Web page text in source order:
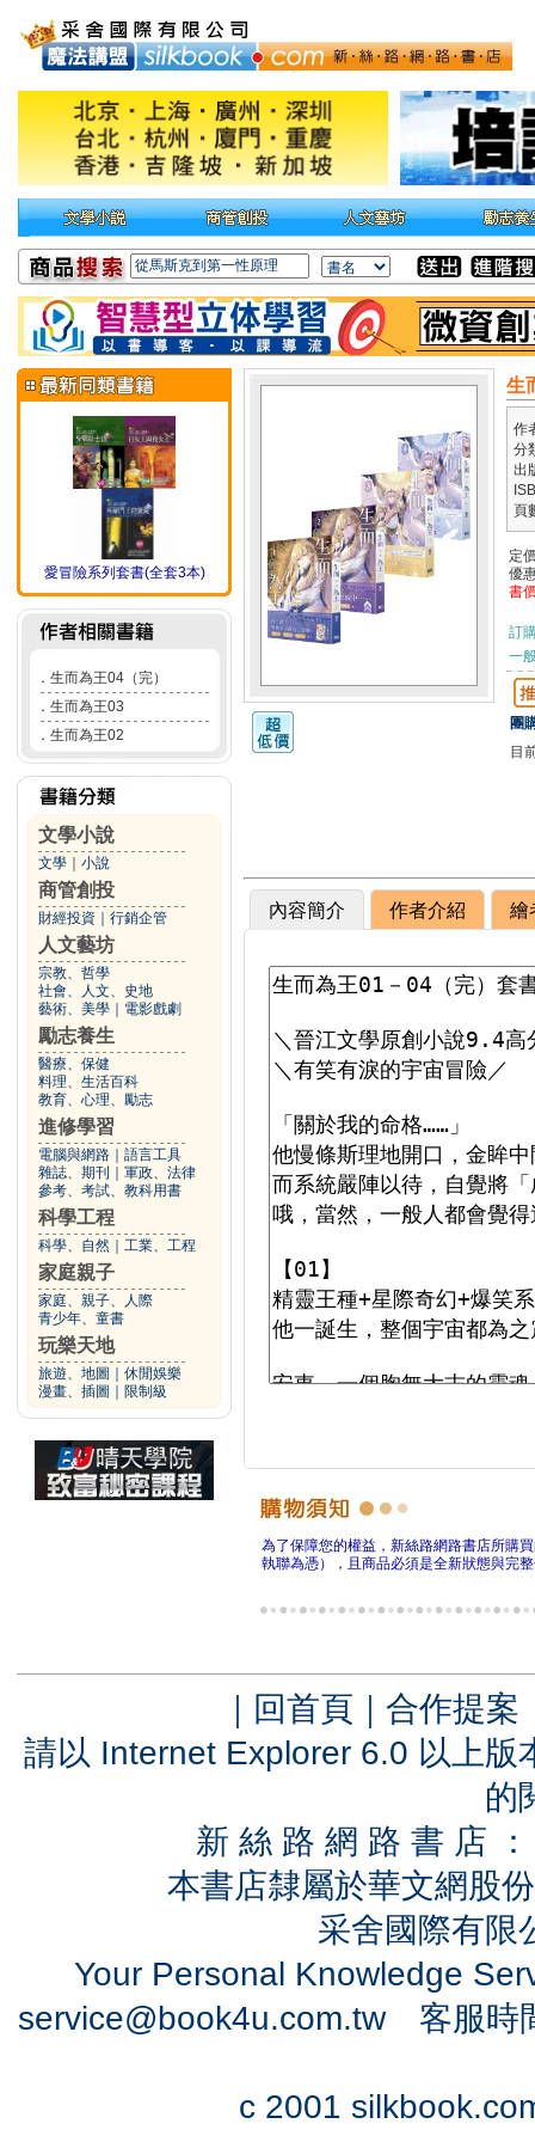
愛冒險系列套書(全套3本)
． 生而為王04（完）
． 生而為王03
． 生而為王02
文學小說
文學 小說
商管創投
財經投資 行銷企管
人文藝坊
宗教、哲學
社會、人文、史地
藝術、美學
電影戲劇
勵志養生
醫療、保健
料理、生活百科
教育、心理、勵志
進修學習
電腦與網路
語言工具
雜誌、期刊
軍政、法律
參考、考試、教科用書
科學工程
科學、自然 工業、工程
家庭親子
家庭、親子、人際
青少年、童書
玩樂天地
旅遊、地圖
休閒娛樂
漫畫、插圖
限制級
生
作
分
出
頁
定
優
書
訂
一
團
目
內容簡介 作者介紹 繪
為了保障您的權益，新絲路網路書店所購
執聯為憑），且商品必須是全新狀態與完
｜ 回首頁 ｜ 合作提案
請以 Internet Explorer 6.0 以上
的
新 絲 路 網 路 書 店
本書店隸屬於華文網股
采舍國際有
Your Personal Knowledge
service@book4u.com.tw客服時
c 2001